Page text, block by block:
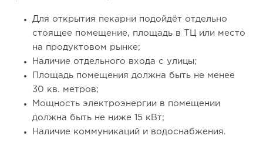
Coffee Way приступил к масштабированию собственной
Для открытия пекарни подойдёт отдельно
стоящее помещение, площадь в ТЦ или место
на продуктовом рынке;
Наличие отдельного входа с улицы;
Площадь помещения должна быть не менее
30 кв. метров;
Мощность электроэнергии в помещении
должна быть не ниже 15 кВт;
Наличие коммуникаций и водоснабжения.